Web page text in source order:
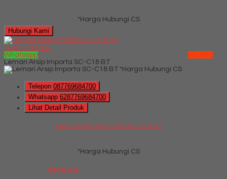
*Harga Hubungi CS
Hubungi Kami
QUICK ORDER
Whatsapp
via SMS
Lemari Arsip Importa SC-C18 BT
*Harga Hubungi CS
Telepon 087769684700
Whatsapp 6287769684700
Lihat Detail Produk
Lemari Arsip Importa SC-C18 BT
*Harga Hubungi CS
Info Bank